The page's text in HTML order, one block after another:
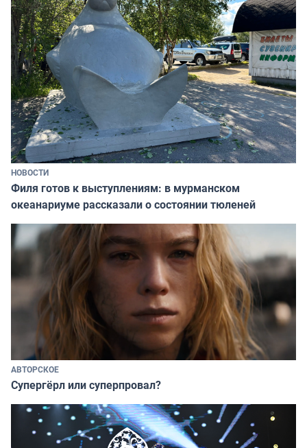
НОВОСТИ
Филя готов к выступлениям: в мурманском
океанариуме рассказали о состоянии тюленей
АВТОРСКОЕ
Супергёрл или суперпровал?